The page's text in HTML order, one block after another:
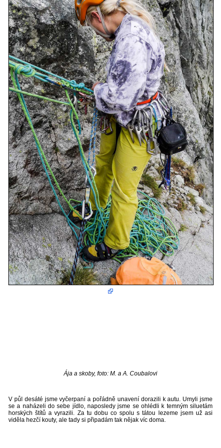
Ája a skoby, foto: M. a A. Coubalovi
V půl desáté jsme vyčerpaní a pořádně unavení dorazili k autu. Umyli jsme
se a naházeli do sebe jídlo, naposledy jsme se ohlédli k temným siluetám
horských štítů a vyrazili. Za tu dobu co spolu s tátou lezeme jsem už asi
viděla hezčí kouty, ale tady si připadám tak nějak víc doma.